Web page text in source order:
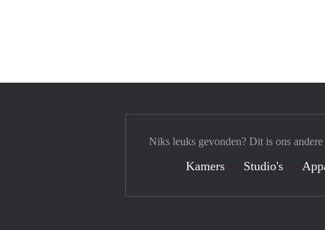
Niks leuks gevonden? Dit is ons
Kamers Studio's